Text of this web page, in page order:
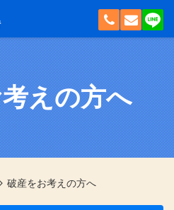
えの方へ
破産をお考えの方へ